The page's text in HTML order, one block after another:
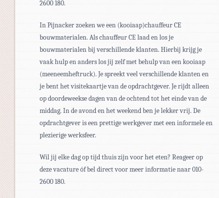
2600 180.
In Pijnacker zoeken we een (kooiaap)chauffeur CE
bouwmaterialen. Als chauffeur CE laad en los je
bouwmaterialen bij verschillende klanten. Hierbij krijg je
vaak hulp en anders los jij zelf met behulp van een kooiaap
(meeneemheftruck). Je spreekt veel verschillende klanten en
je bent het visitekaartje van de opdrachtgever. Je rijdt alleen
op doordeweekse dagen van de ochtend tot het einde van de
middag. In de avond en het weekend ben je lekker vrij. De
opdrachtgever is een prettige werkgever met een informele en
plezierige werksfeer.
Wil jij elke dag op tijd thuis zijn voor het eten? Reageer op
deze vacature óf bel direct voor meer informatie naar 010-
2600 180.